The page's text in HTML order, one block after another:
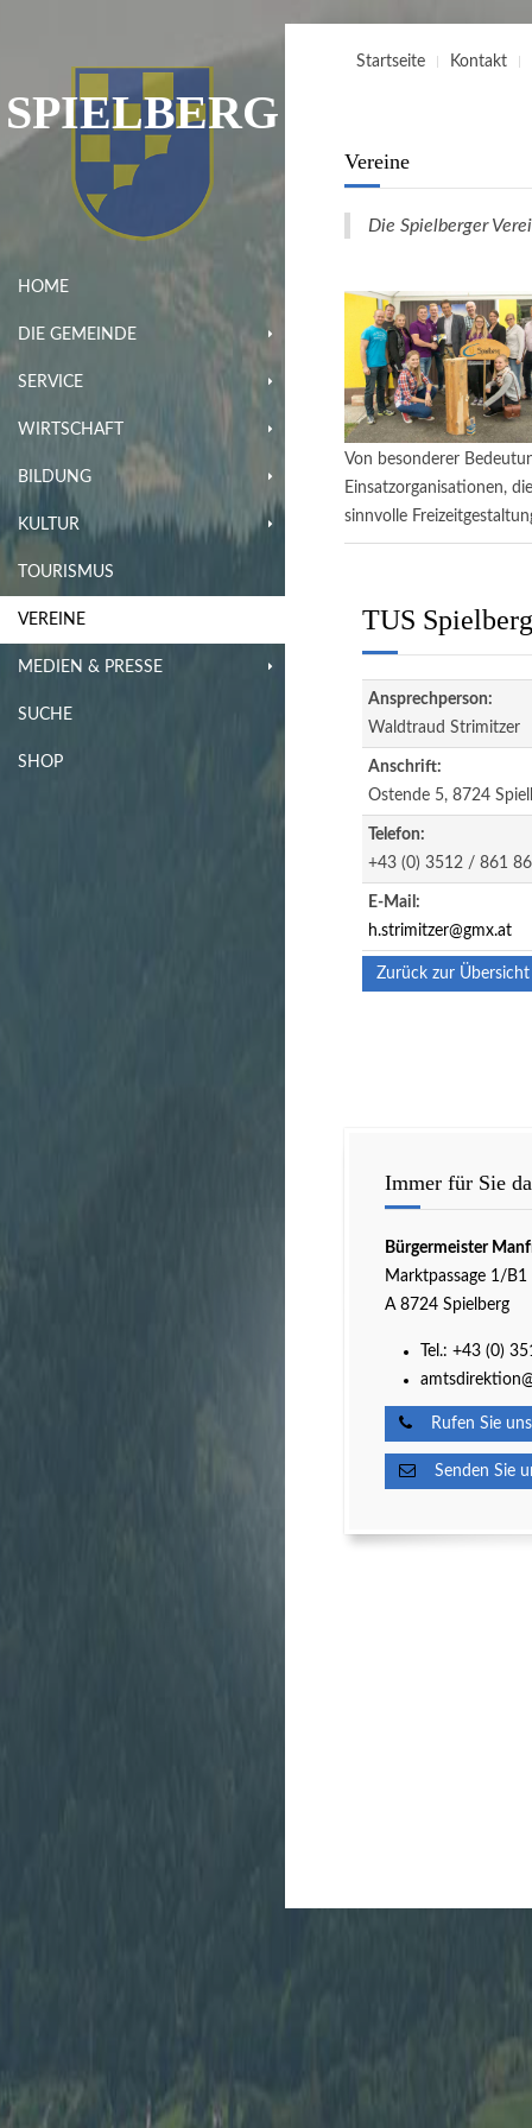
SPIELBERG
HOME
DIE GEMEINDE
SERVICE
WIRTSCHAFT
BILDUNG
KULTUR
TOURISMUS
VEREINE
MEDIEN & PRESSE
SUCHE
SHOP
Startseite Kontakt
Vereine
Die Spielberger
Von besonderer
Einsatzorganisationen,
sinnvolle
TUS
Ansprechperson:
Waldtraud Strimitzer
Anschrift:
Ostende 5, 8724
Telefon:
+43 (0) 3512 / 861 86
E-Mail:
h.strimitzer@gmx.at
Zurück zur Übersicht
Immer für Sie
Bürgermeister
Marktpassage 1/B1
A 8724 Spielberg
Tel.: +43 (0)
Rufen Sie
Senden Sie